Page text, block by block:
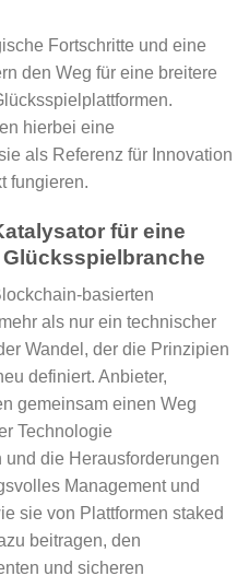
Fortschritte und eine
den Weg für eine breitere
hierbei eine
als Referenz für Innovation
fungieren.
für eine
basierten
als nur ein technischer
Wandel, der die Prinzipien
definiert. Anbieter,
gemeinsam einen Weg
Technologie
die Herausforderungen
Management und
sie von Plattformen staked
beitragen, den
und sicheren